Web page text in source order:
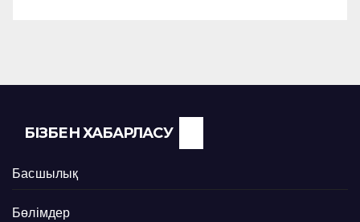
БІЗБЕН ХАБАРЛАСУ
Басшылық
Бөлімдер